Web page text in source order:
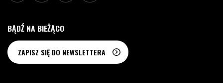
BĄDŹ NA BIEŻĄCO
ZAPISZ SIĘ DO NEWSLETTERA